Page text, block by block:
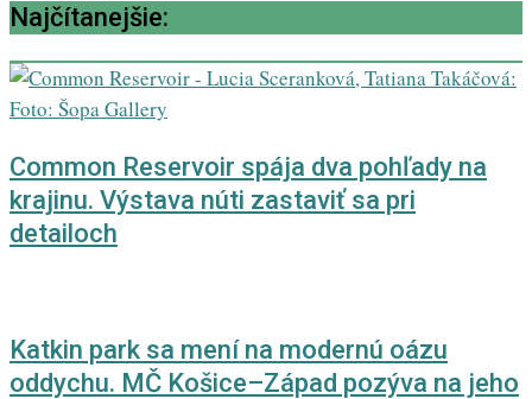
Najčítanejšie:
Common Reservoir spája dva pohľady na
krajinu. Výstava núti zastaviť sa pri
detailoch
Katkin park sa mení na modernú oázu
oddychu. MČ Košice–Západ pozýva na jeho